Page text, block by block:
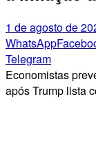
1 de agosto de
WhatsApp
Telegram
Economistas
após Trump lista